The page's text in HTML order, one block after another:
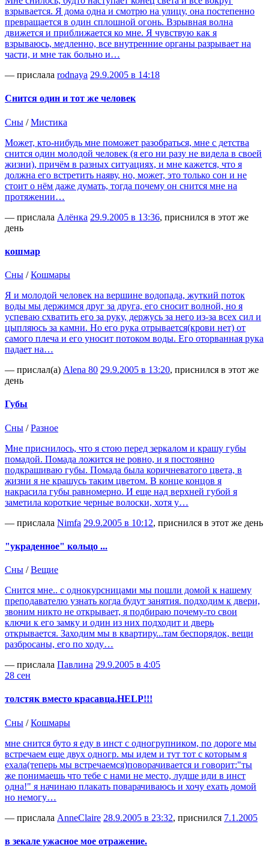
взрывается. Я дома одна и смотрю на улицу, она постепенно
превращается в один сплошной огонь. Взрывная волна
движется и приближается ко мне. Я чувствую как я
взрываюсь, медленно, все внутренние органы разрывает на
части, и мне так больно и…
— прислала rodnaya 29.9.2005 в 14:18
Снится один и тот же человек
Сны /Мистика
Может, кто-нибудь мне поможет разобраться, мне с детства
снится один молодой человек (я его ни разу не видела в своей
жизни), причём в разных ситуациях, и мне кажется, что я
должна его встретить наяву, но, может, это только сон и не
стоит о нём даже думать, тогда почему он снится мне на
протяжении…
— прислала Алёнка 29.9.2005 в 13:36, приснился в этот же
день
кошмар
Сны /Кошмары
Я и молодой человек на вершине водопада, жуткий поток
воды мы держимся друг за друга, его сносит волной, но я
успеваю схватить его за руку, держусь за него из-за всех сил и
цыпляюсь за камни. Но его рука отрывается(крови нет) от
самого плеча и его уносит потоком воды. Его оторванная рука
падает на…
— прислал(а) Alena 80 29.9.2005 в 13:20, приснился в этот же
день
Губы
Сны /Разное
Мне приснилось, что я стою перед зеркалом и крашу губы
помадой. Помада ложится не ровно, и я постоянно
подкрашиваю губы. Помада была коричневатого цвета, в
жизни я не крашусь таким цветом. В конце концов я
накрасила губы равномерно. И еще над верхней губой я
заметила короткие черные волоски, хотя у…
— прислала Nimfa 29.9.2005 в 10:12, приснился в этот же день
"украденное" кольцо ...
Сны /Вещие
Снится мне.. с однокурсницами мы пошли домой к нашему
преподавателю узнать когда будут занятия. подходим к двери,
звоним никто не открывает, я подбираю почему-то свои
ключи к его замку и один из них подходит и дверь
открывается. Заходим мы в квартиру...там беспорядок, вещи
разбросаны, его по ходу…
— прислала Павлина 29.9.2005 в 4:05
28 сен
толстяк вместо красавца.HELP!!!
Сны /Кошмары
мне снится буто я еду в инст с одногрупником, по дороге мы
встречаем еще двух одногр. мы идем и тут тот с которым я
ехала(теперь мы встречаемся)поворачивается и говорит:"ты
же понимаешь что тебе с нами не место, лудше иди в инст
одна!" я начинаю плакать поварачиваюсь и хочу ехать домой
но немогу…
— прислала AnneClaire 28.9.2005 в 23:32, приснился 7.1.2005
в зекале ужасное мое отражение.